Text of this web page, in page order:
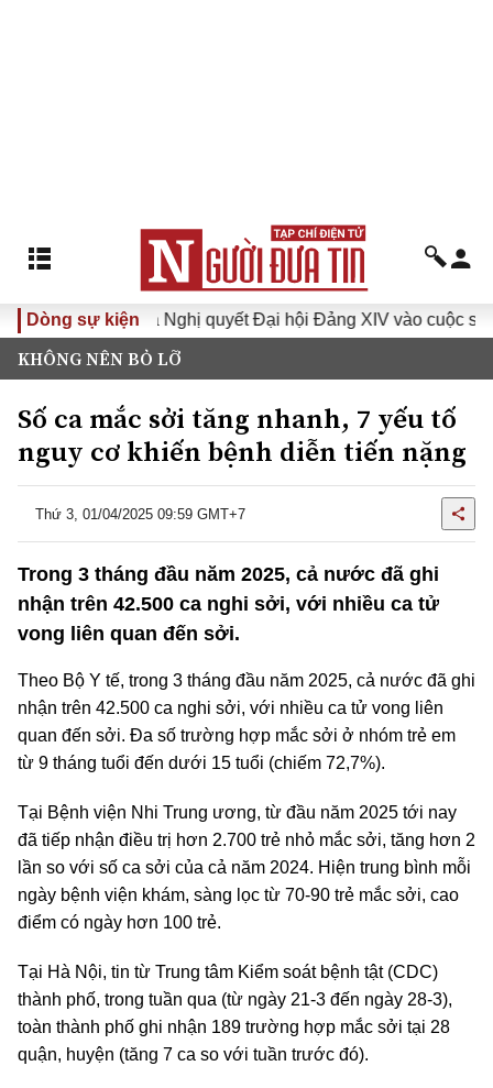
Dòng sự kiện
Đưa Nghị quyết Đại hội Đảng XIV vào cuộc sống
KHÔNG NÊN BỎ LỠ
Số ca mắc sởi tăng nhanh, 7 yếu tố
nguy cơ khiến bệnh diễn tiến nặng
Thứ 3, 01/04/2025 09:59 GMT+7
Trong 3 tháng đầu năm 2025, cả nước đã ghi
nhận trên 42.500 ca nghi sởi, với nhiều ca tử
vong liên quan đến sởi.
Theo Bộ Y tế, trong 3 tháng đầu năm 2025, cả nước đã ghi
nhận trên 42.500 ca nghi sởi, với nhiều ca tử vong liên
quan đến sởi. Đa số trường hợp mắc sởi ở nhóm trẻ em
từ 9 tháng tuổi đến dưới 15 tuổi (chiếm 72,7%).
Tại Bệnh viện Nhi Trung ương, từ đầu năm 2025 tới nay
đã tiếp nhận điều trị hơn 2.700 trẻ nhỏ mắc sởi, tăng hơn 2
lần so với số ca sởi của cả năm 2024. Hiện trung bình mỗi
ngày bệnh viện khám, sàng lọc từ 70-90 trẻ mắc sởi, cao
điểm có ngày hơn 100 trẻ.
Tại Hà Nội, tin từ Trung tâm Kiểm soát bệnh tật (CDC)
thành phố, trong tuần qua (từ ngày 21-3 đến ngày 28-3),
toàn thành phố ghi nhận 189 trường hợp mắc sởi tại 28
quận, huyện (tăng 7 ca so với tuần trước đó).